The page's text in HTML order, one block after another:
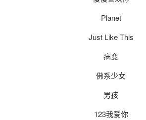
Planet
Just Like This
病变
佛系少女
男孩
123我爱你